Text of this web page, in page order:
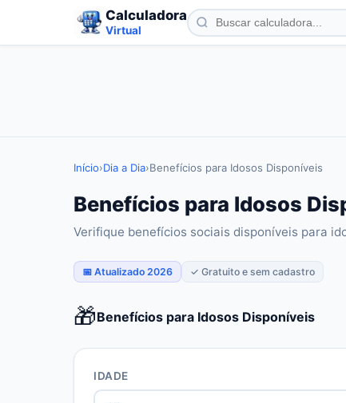
Calculadora
Virtual
Início›Dia a Dia›Benefícios para Idosos Disponíveis
Benefícios para Idosos
Verifique benefícios sociais disponíveis para
📅 Atualizado 2026 ✓ Gratuito e sem cadastro
🎁Benefícios para Idosos Disponíveis
IDADE